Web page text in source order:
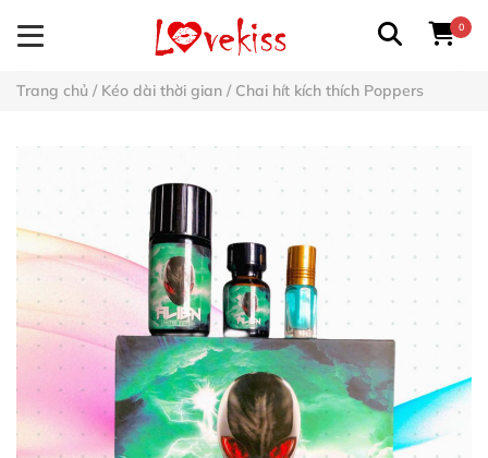
0
Trang chủ / Kéo dài thời gian / Chai hít kích thích Poppers